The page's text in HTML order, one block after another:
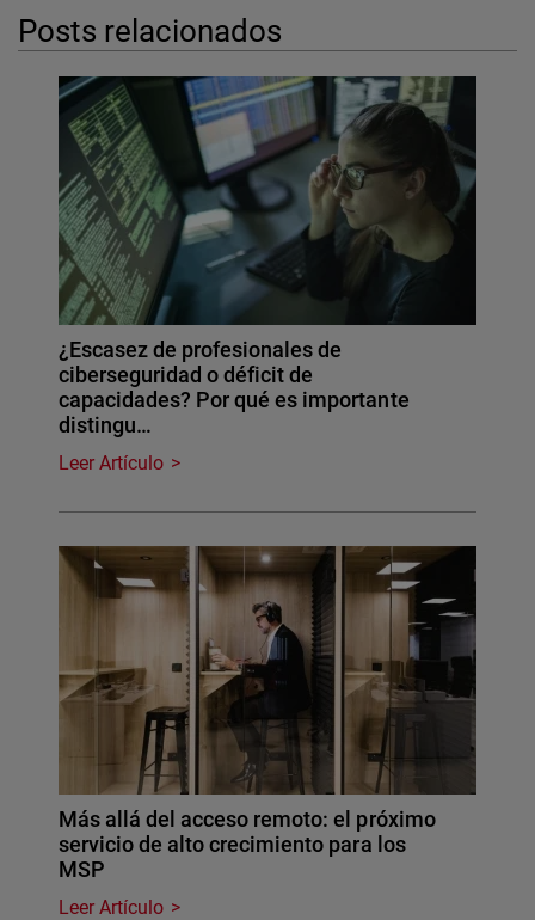
Posts relacionados
¿Escasez de profesionales de
ciberseguridad o déficit de
capacidades? Por qué es importante
distingu…
Leer Artículo
Más allá del acceso remoto: el próximo
servicio de alto crecimiento para los
MSP
Leer Artículo